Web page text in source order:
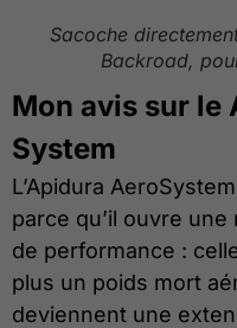
Sacoche
Backroad,
Mon avis sur le
System
L’Apidura
parce qu’il ouvre
de performance :
plus un poids mort
deviennent une